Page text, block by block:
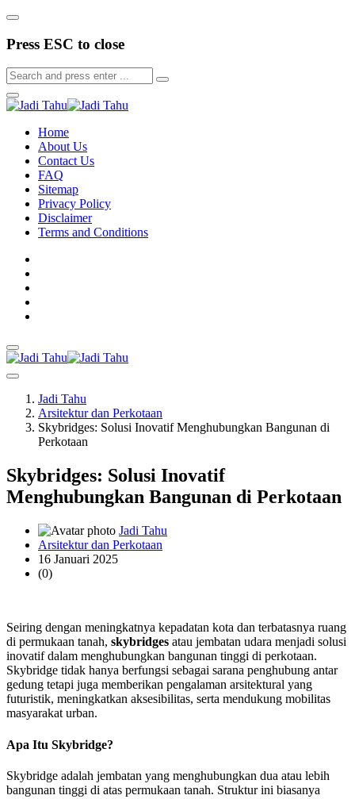
Press ESC to close
Home
About Us
Contact Us
FAQ
Sitemap
Privacy Policy
Disclaimer
Terms and Conditions
Jadi Tahu
Arsitektur dan Perkotaan
Skybridges: Solusi Inovatif Menghubungkan Bangunan di
Perkotaan
Skybridges: Solusi Inovatif
Menghubungkan Bangunan di Perkotaan
Jadi Tahu
Arsitektur dan Perkotaan
16 Januari 2025
(0)
Seiring dengan meningkatnya kepadatan kota dan terbatasnya ruang
di permukaan tanah, skybridges atau jembatan udara menjadi solusi
inovatif dalam menghubungkan bangunan tinggi di perkotaan.
Skybridge tidak hanya berfungsi sebagai sarana penghubung antar
gedung tetapi juga memberikan pengalaman arsitektural yang
futuristik, meningkatkan aksesibilitas, serta mendukung mobilitas
masyarakat urban.
Apa Itu Skybridge?
Skybridge adalah jembatan yang menghubungkan dua atau lebih
bangunan tinggi di atas permukaan tanah. Struktur ini biasanya